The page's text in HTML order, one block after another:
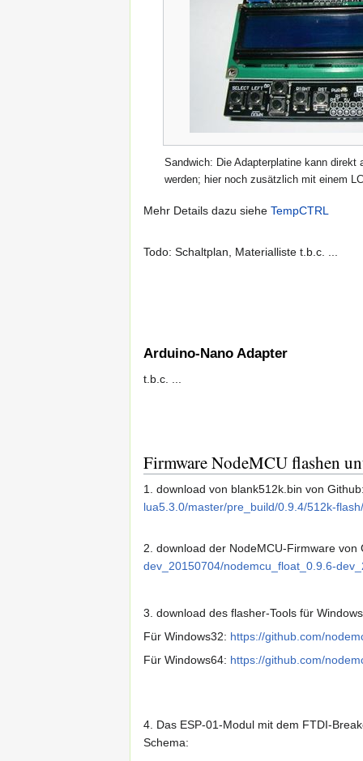
Sandwich: Die Adapterplatine kann direkt
werden; hier noch zusätzlich mit einem
Mehr Details dazu siehe TempCTRL
Todo: Schaltplan, Materialliste t.b.c. ...
Arduino-Nano Adapter
t.b.c. ...
Firmware NodeMCU flashen
1. download von blank512k.bin von
lua5.3.0/master/pre_build/0.9.4/512k-
2. download der NodeMCU-Firmware von
dev_20150704/nodemcu_float_0.9.6-
3. download des flasher-Tools für
Für Windows32: https://github.com/
Für Windows64: https://github.com/
4. Das ESP-01-Modul mit dem FTDI-
Schema: